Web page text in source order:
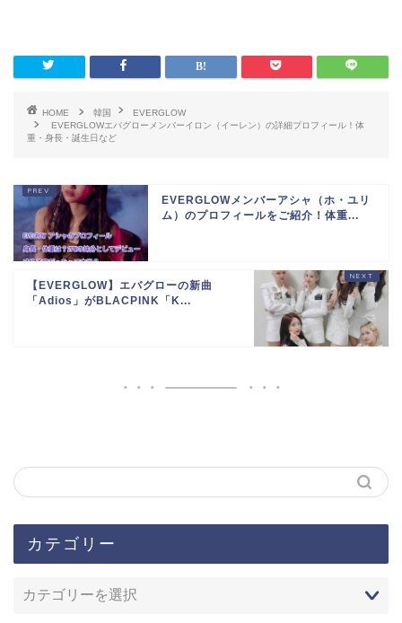
HOME 韓国
EVERGLOW
EVERGLOWエバグローメンバーイロン（イーレン）の詳細プロフィール！体
重・身長・誕生日など
EVERGLOWメンバーアシャ（ホ・ユリ
ム）のプロフィールをご紹介！体重...
【EVERGLOW】エバグローの新曲
「Adios」がBLACPINK「K...
カテゴリー